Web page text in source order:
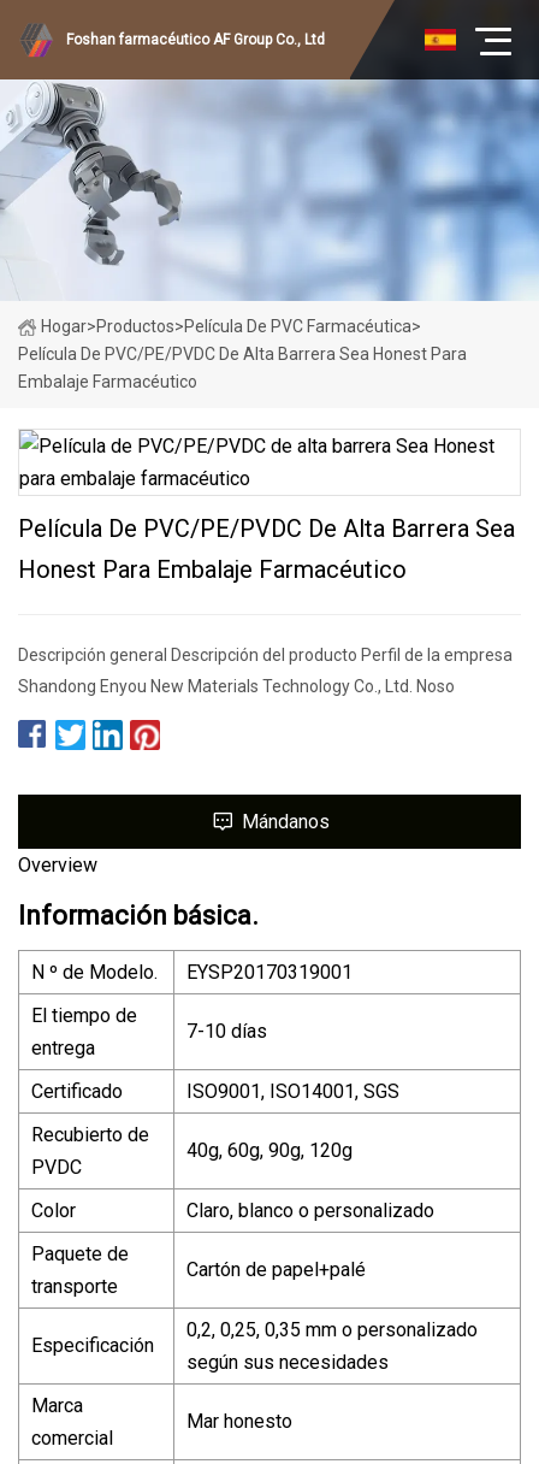
Foshan farmacéutico AF Group Co., Ltd
Hogar>Productos>Película De PVC Farmacéutica>
Película De PVC/PE/PVDC De Alta Barrera Sea Honest Para
Embalaje Farmacéutico
Película De PVC/PE/PVDC De Alta Barrera Sea
Honest Para Embalaje Farmacéutico
Descripción general Descripción del producto Perfil de la empresa
Shandong Enyou New Materials Technology Co., Ltd. Noso
Mándanos
Overview
Información básica.
N º de Modelo.
EYSP20170319001
El tiempo de
entrega
7-10 días
Certificado
ISO9001, ISO14001, SGS
Recubierto de
PVDC
40g, 60g, 90g, 120g
Color
Claro, blanco o personalizado
Paquete de
transporte
Cartón de papel+palé
Especificación
0,2, 0,25, 0,35 mm o personalizado
según sus necesidades
Marca
comercial
Mar honesto